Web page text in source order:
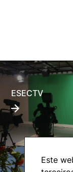
Este
ESECTV